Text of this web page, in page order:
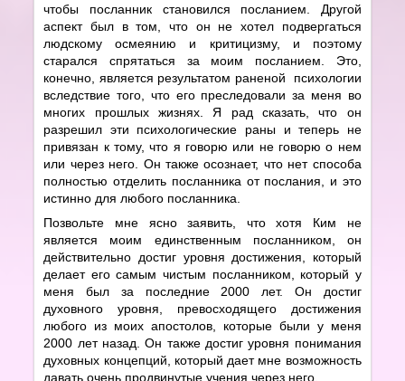
чтобы посланник становился посланием. Другой
аспект был в том, что он не хотел подвергаться
людскому осмеянию и критицизму, и поэтому
старался спрятаться за моим посланием. Это,
конечно, является результатом раненой психологии
вследствие того, что его преследовали за меня во
многих прошлых жизнях. Я рад сказать, что он
разрешил эти психологические раны и теперь не
привязан к тому, что я говорю или не говорю о нем
или через него. Он также осознает, что нет способа
полностью отделить посланника от послания, и это
истинно для любого посланника.
Позвольте мне ясно заявить, что хотя Ким не
является моим единственным посланником, он
действительно достиг уровня достижения, который
делает его самым чистым посланником, который у
меня был за последние 2000 лет. Он достиг
духовного уровня, превосходящего достижения
любого из моих апостолов, которые были у меня
2000 лет назад. Он также достиг уровня понимания
духовных концепций, который дает мне возможность
давать очень продвинутые учения через него.